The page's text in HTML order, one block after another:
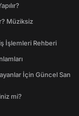
Müziksiz
İşlemleri Rehberi
İçin Güncel San
mi?